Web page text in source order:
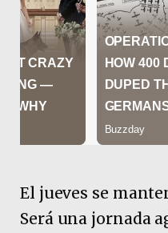
El jueves se
Será una jornada